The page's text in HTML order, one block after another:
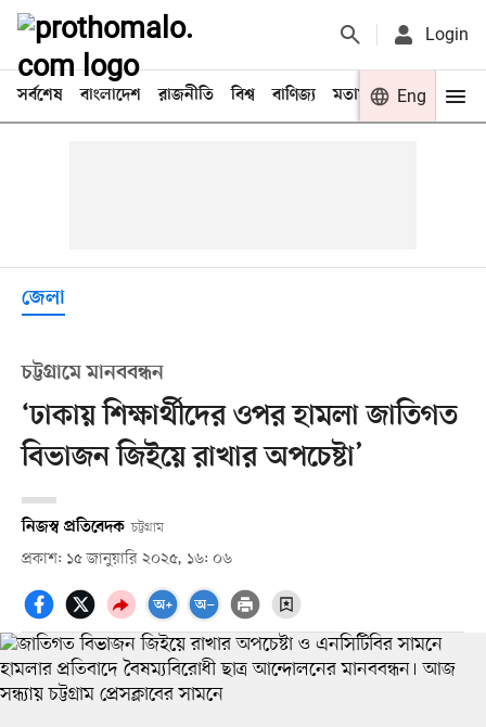
Login
সর্বশেষ বাংলাদেশ রাজনীতি বিশ্ব বাণিজ্য মতামত খেলা
Eng
জেলা
চট্টগ্রামে মানববন্ধন
‘ঢাকায় শিক্ষার্থীদের ওপর হামলা জাতিগত
বিভাজন জিইয়ে রাখার অপচেষ্টা’
নিজস্ব প্রতিবেদক চট্টগ্রাম
প্রকাশ: ১৫ জানুয়ারি ২০২৫, ১৬: ০৬